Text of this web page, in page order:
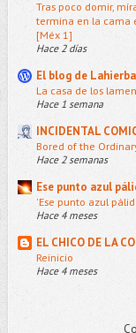
Tras poco domir,
termina en la cama
[Méx 1]
Hace 2 días
El blog de
La casa de los
Hace 1 semana
INCIDENTAL
Bored of the
Hace 2 semanas
Ese punto azul
'Ese punto azul
Hace 4 meses
EL CHICO DE LA
Reinicio
Hace 4 meses